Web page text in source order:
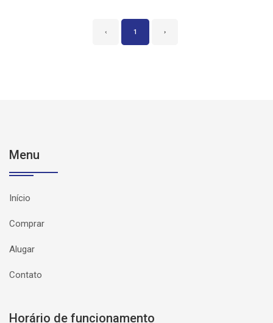
‹ 1 ›
Menu
Início
Comprar
Alugar
Contato
Horário de funcionamento